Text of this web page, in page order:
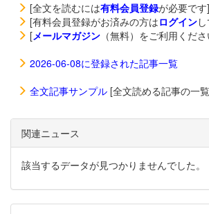
[全文を読むには有料会員登録が必要です]
[有料会員登録がお済みの方はログイン
[メールマガジン （無料）をご利用くだ
2026-06-08に登録された記事一覧
全文記事サンプル [全文読める記事の一
関連ニュース
該当するデータが見つかりませんでした。